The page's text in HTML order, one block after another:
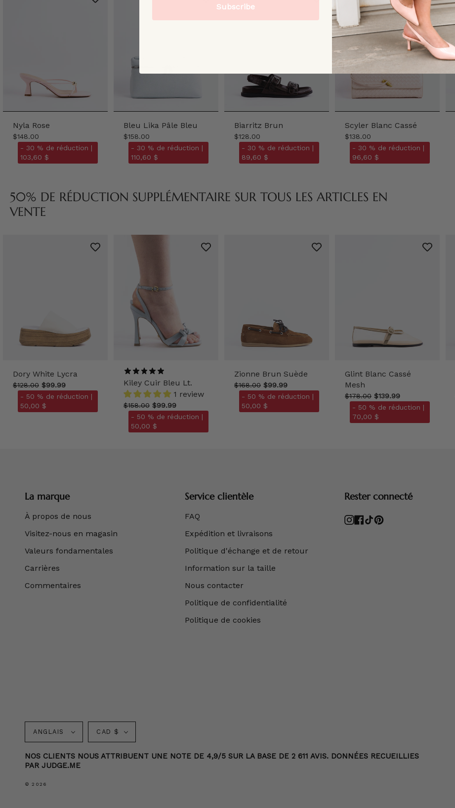
Nyla Rose
$148.00
- 30 % de réduction |
103,60 $
Bleu Lika Pâle Bleu
$158.00
- 30 % de réduction |
110,60 $
Biarritz Brun
$128.00
- 30 % de réduction |
89,60 $
Scyler Blanc Cassé
$138.00
- 30 % de réduction |
96,60 $
50% DE RÉDUCTION SUPPLÉMENTAIRE SUR TOUS LES ARTICLES EN
VENTE
Dory White Lycra
$128.00 $99.99
- 50 % de réduction |
50,00 $
Kiley Cuir Bleu Lt.
1 review
$158.00 $99.99
- 50 % de réduction |
50,00 $
Zionne Brun Suède
$168.00 $99.99
- 50 % de réduction |
50,00 $
Glint Blanc Cassé
Mesh
$178.00 $139.99
- 50 % de réduction |
70,00 $
La marque
À propos de nous
Visitez-nous en magasin
Valeurs fondamentales
Carrières
Commentaires
Service clientèle
FAQ
Expédition et livraisons
Politique d'échange et de retour
Information sur la taille
Nous contacter
Politique de confidentialité
Politique de cookies
Rester connecté
Instagram
Facebook
TikTokPinterest
Langue
ANGLAIS Monnaie
CAD $
NOS CLIENTS NOUS ATTRIBUENT UNE NOTE DE 4,9/5 SUR LA BASE DE 2 611 AVIS. DONNÉES RECUEILLIES
PAR JUDGE.ME
© 2026
Subscribe